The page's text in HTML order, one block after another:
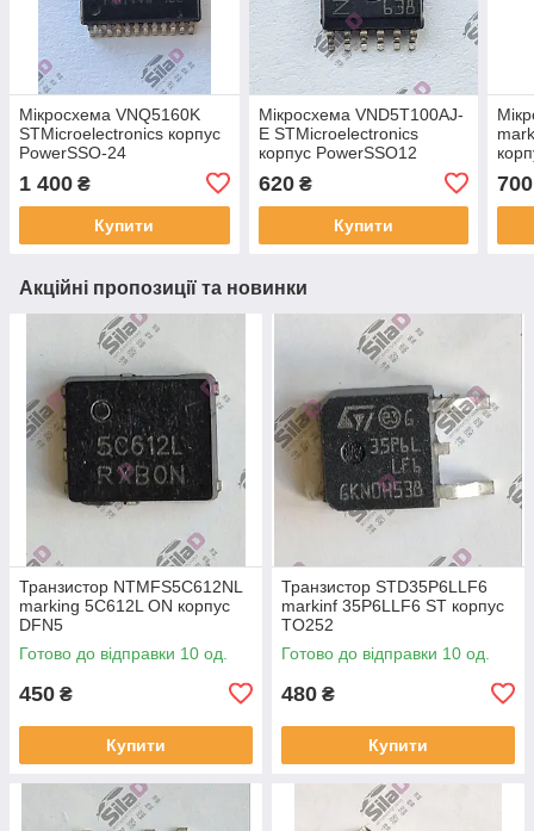
Мікросхема VNQ5160K
STMicroelectronics корпус
PowerSSO-24
1 400 ₴
Купити
Мікросхема VND5T100AJ-
E STMicroelectronics
корпус PowerSSO12
620₴
Купити
700
Акційні пропозиції та новинки
Транзистор NTMFS5C612NL
marking 5C612L ON корпус
DFN5
Готово до відправки 10 од.
450 ₴
Купити
Транзистор STD35P6LLF6
markinf 35P6LLF6 ST корпус
TO252
Готово до відправки 10 од.
480 ₴
Купити